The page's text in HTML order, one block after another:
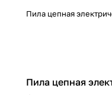
Пила цепная
Пила цепная